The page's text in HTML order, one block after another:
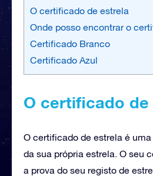
O certificado de estrela
Onde posso encontrar o
Certificado Branco
Certificado Azul
O certificado de
O certificado de estrela é
da sua própria estrela. O seu
a prova do seu registo de